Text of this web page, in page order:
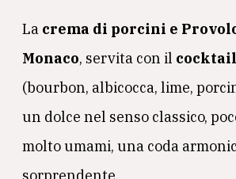
La crema di porcini e
Monaco, servita con il
(bourbon, albicocca, lime,
un dolce nel senso classico,
molto umami, una coda